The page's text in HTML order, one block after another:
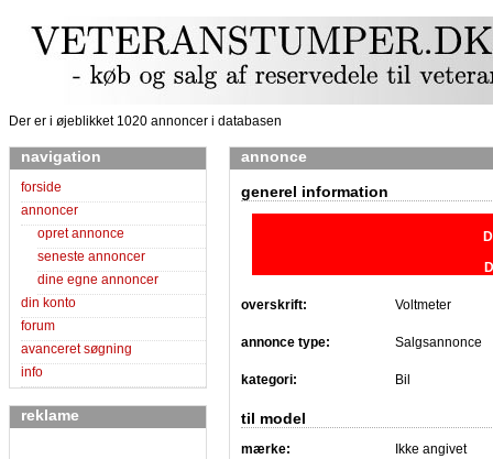
Der er i øjeblikket 1020 annoncer i databasen
navigation
forside
annoncer
opret annonce
seneste annoncer
dine egne annoncer
din konto
forum
avanceret søgning
info
reklame
annonce
generel information
overskrift: Voltmeter
annonce type: Salgsannonce
kategori: Bil
til model
mærke: Ikke angivet